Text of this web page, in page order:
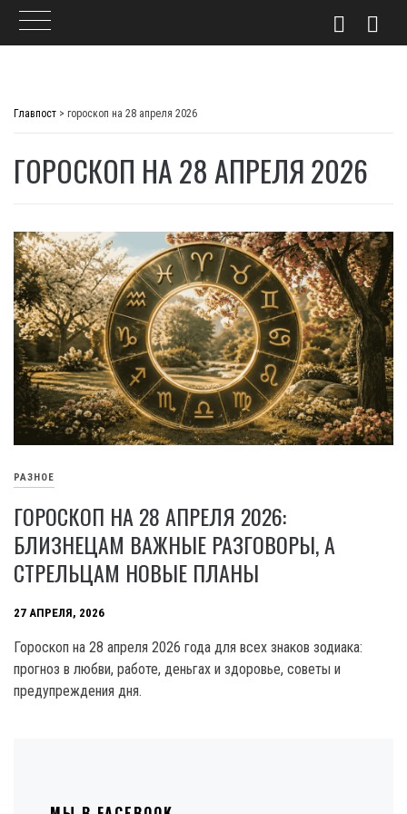
Главпост > гороскоп на 28 апреля 2026
ГОРОСКОП НА 28 АПРЕЛЯ 2026
РАЗНОЕ
ГОРОСКОП НА 28 АПРЕЛЯ 2026:
БЛИЗНЕЦАМ ВАЖНЫЕ РАЗГОВОРЫ, А
СТРЕЛЬЦАМ НОВЫЕ ПЛАНЫ
27 АПРЕЛЯ, 2026
Гороскоп на 28 апреля 2026 года для всех знаков зодиака:
прогноз в любви, работе, деньгах и здоровье, советы и
предупреждения дня.